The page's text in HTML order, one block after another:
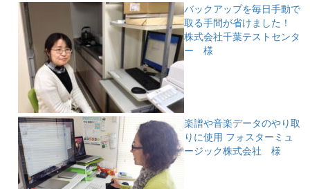
バックアップを毎日手動で
取る手間が省けました！
株式会社千葉テストセンタ
ー 様
楽譜や音楽データのやり取
りに使用 フォスターミュ
ージック株式会社 様